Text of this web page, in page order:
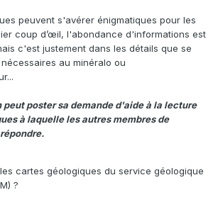
peuvent s'avérer énigmatiques pour les
coup d’œil, l'abondance d'informations est
c'est justement dans les détails que se
au minéralo ou
poster sa demande d'aide à la lecture
à laquelle les autres membres de
cartes géologiques du service géologique
?